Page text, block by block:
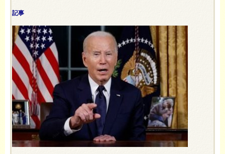
記事